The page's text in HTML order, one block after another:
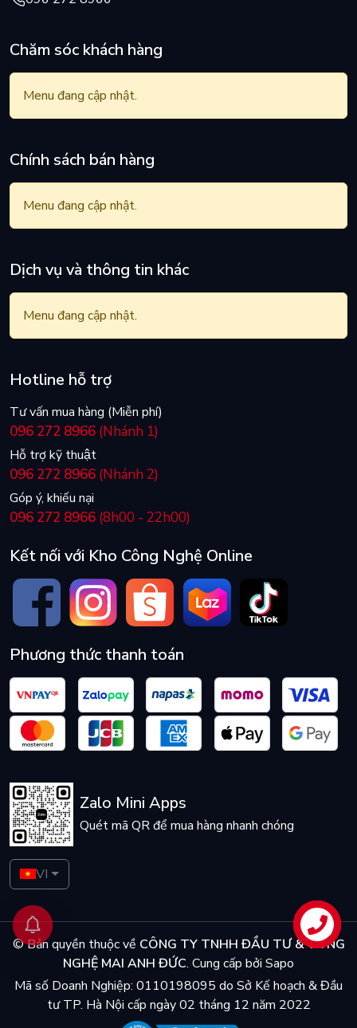
Chăm sóc khách hàng
Menu đang cập nhật.
Chính sách bán hàng
Menu đang cập nhật.
Dịch vụ và thông tin khác
Menu đang cập nhật.
Hotline hỗ trợ
Tư vấn mua hàng (Miễn phí)
096 272 8966 (Nhánh 1)
Hỗ trợ kỹ thuật
096 272 8966 (Nhánh 2)
Góp ý, khiếu nại
096 272 8966 (8h00 - 22h00)
Kết nối với Kho Công Nghệ Online
Phương thức thanh toán
Zalo Mini Apps
Quét mã QR để mua hàng nhanh chóng
VI
© Bản quyền thuộc về CÔNG TY TNHH ĐẦU TƯ & CÔNG
NGHỆ MAI ANH ĐỨC. Cung cấp bởi Sapo
Mã số Doanh Nghiệp: 0110198095 do Sở Kế hoạch & Đầu
tư TP. Hà Nội cấp ngày 02 tháng 12 năm 2022
Liên hệ